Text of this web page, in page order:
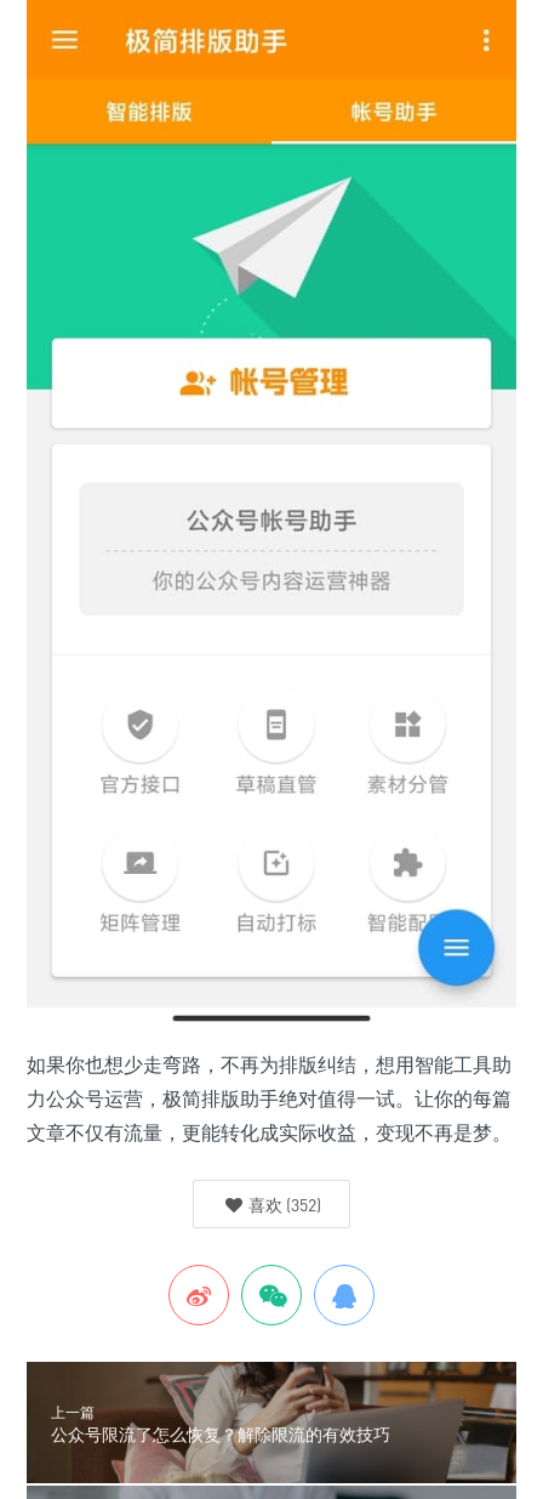
如果你也想少走弯路，不再为排版纠结，想用智能工具助
力公众号运营，极简排版助手绝对值得一试。让你的每篇
文章不仅有流量，更能转化成实际收益，变现不再是梦。
喜欢 (352)
上一篇
公众号限流了怎么恢复？解除限流的有效技巧